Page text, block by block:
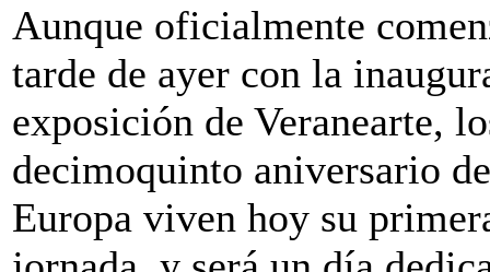
Aunque oficialmente
tarde de ayer con la
exposición de Veranearte,
decimoquinto aniversario
Europa viven hoy su